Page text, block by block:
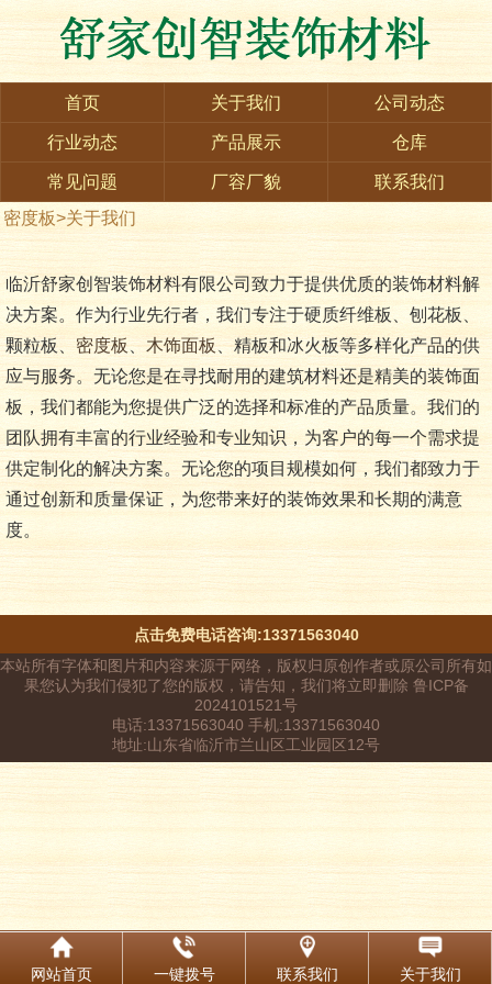
首页 关于我们 公司动态
行业动态 产品展示 仓库
常见问题 厂容厂貌
联系我们
密度板>关于我们
临沂舒家创智装饰材料有限公司致力于提供优质的装饰材料解
决方案。作为行业先行者，我们专注于硬质纤维板、刨花板、
颗粒板、密度板、 木饰面板、精板和冰火板等多样化产品的供
应与服务。无论您是在寻找耐用的建筑材料还是精美的装饰面
板，我们都能为您提供广泛的选择和标准的产品质量。我们的
团队拥有丰富的行业经验和专业知识，为客户的每一个需求提
供定制化的解决方案。无论您的项目规模如何，我们都致力于
通过创新和质量保证，为您带来好的装饰效果和长期的满意
度。
点击免费电话咨询:13371563040
本站所有字体和图片和内容来源于网络，版权归原创作者或原公司所有如
果您认为我们侵犯了您的版权，请告知，我们将立即删除 鲁ICP备
2024101521号
电话:13371563040 手机:13371563040
地址:山东省临沂市兰山区工业园区12号
网站首页 一键拨号 联系我们 关于我们